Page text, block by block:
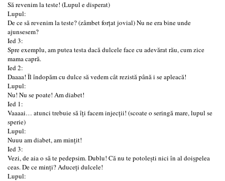
Să revenim la teste! (Lupul e disperat)
Lupul:
De ce să revenim la teste? (zâmbet forțat jovial) Nu ne era bine unde
ajunsesem?
Ied 3:
Spre exemplu, am putea testa dacă dulcele face cu adevărat rău, cum zice
mama capră.
Ied 2:
Daaaa! Îl îndopăm cu dulce să vedem cât rezistă până i se apleacă!
Lupul:
Nu! Nu se poate! Am diabet!
Ied 1:
Vaaaai… atunci trebuie să îți facem injecții! (scoate o seringă mare, lupul se
sperie)
Lupul:
Nuuu am diabet, am mințit!
Ied 3:
Vezi, de aia o să te pedepsim. Dublu! Că nu te potolești nici în al doișpelea
ceas. De ce minți? Aduceți dulcele!
Lupul: